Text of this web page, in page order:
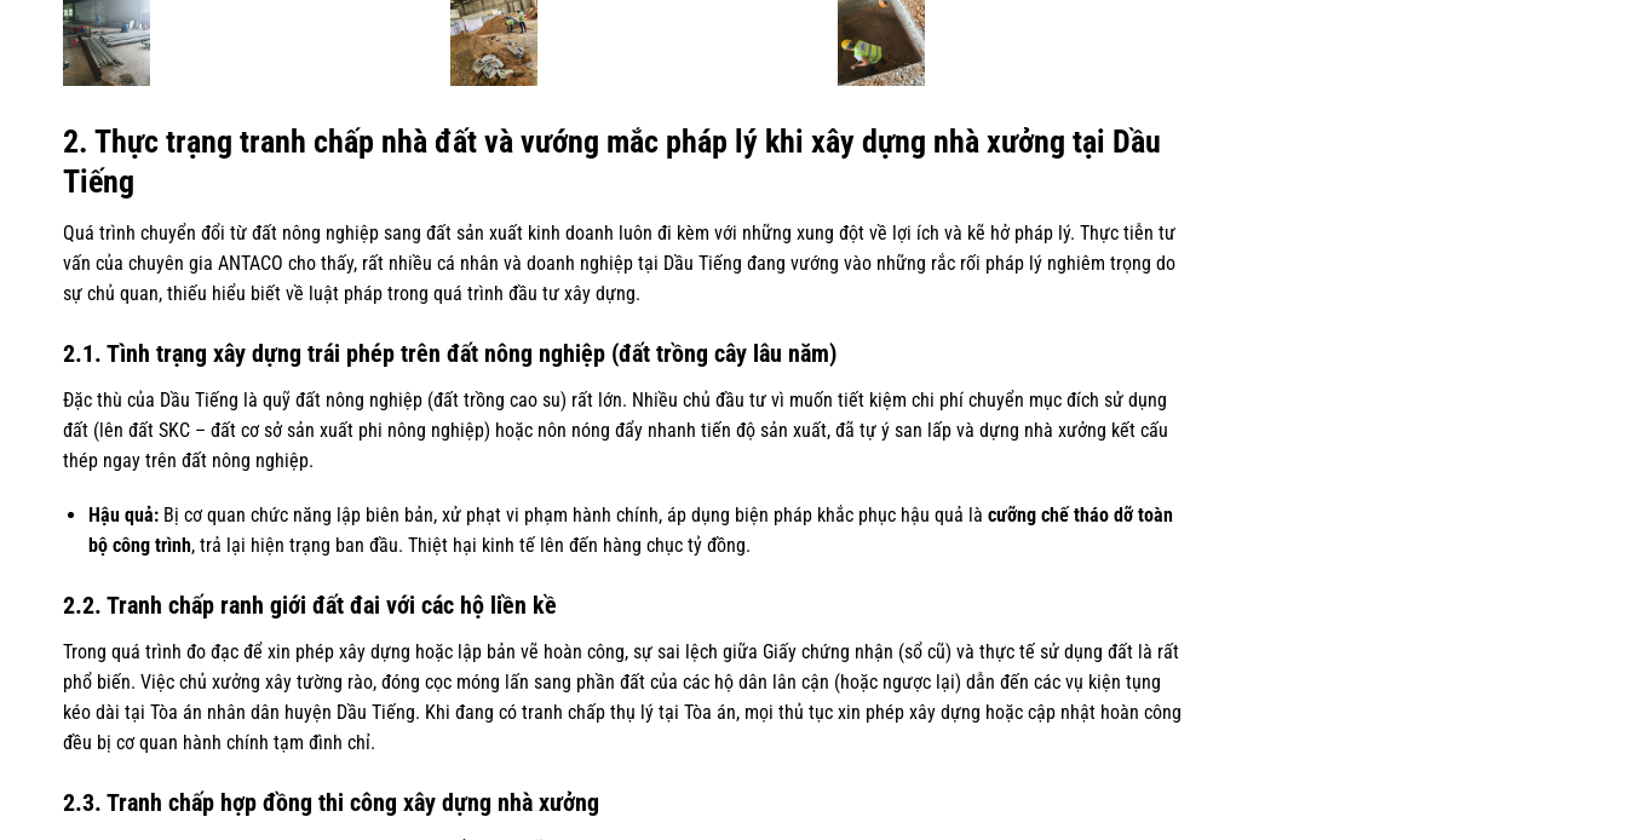
2. Thực trạng tranh chấp nhà đất và vướng mắc pháp lý khi xây dựng nhà xưởng tại Dầu
Tiếng
Quá trình chuyển đổi từ đất nông nghiệp sang đất sản xuất kinh doanh luôn đi kèm với những xung đột về lợi ích và kẽ hở pháp lý. Thực tiễn tư
vấn của chuyên gia ANTACO cho thấy, rất nhiều cá nhân và doanh nghiệp tại Dầu Tiếng đang vướng vào những rắc rối pháp lý nghiêm trọng do
sự chủ quan, thiếu hiểu biết về luật pháp trong quá trình đầu tư xây dựng.
2.1. Tình trạng xây dựng trái phép trên đất nông nghiệp (đất trồng cây lâu năm)
Đặc thù của Dầu Tiếng là quỹ đất nông nghiệp (đất trồng cao su) rất lớn. Nhiều chủ đầu tư vì muốn tiết kiệm chi phí chuyển mục đích sử dụng
đất (lên đất SKC – đất cơ sở sản xuất phi nông nghiệp) hoặc nôn nóng đẩy nhanh tiến độ sản xuất, đã tự ý san lấp và dựng nhà xưởng kết cấu
thép ngay trên đất nông nghiệp.
Hậu quả:Bị cơ quan chức năng lập biên bản, xử phạt vi phạm hành chính, áp dụng biện pháp khắc phục hậu quả là cưỡng chế tháo dỡ toàn
bộ công trình, trả lại hiện trạng ban đầu. Thiệt hại kinh tế lên đến hàng chục tỷ đồng.
2.2. Tranh chấp ranh giới đất đai với các hộ liền kề
Trong quá trình đo đạc để xin phép xây dựng hoặc lập bản vẽ hoàn công, sự sai lệch giữa Giấy chứng nhận (sổ cũ) và thực tế sử dụng đất là rất
phổ biến. Việc chủ xưởng xây tường rào, đóng cọc móng lấn sang phần đất của các hộ dân lân cận (hoặc ngược lại) dẫn đến các vụ kiện tụng
kéo dài tại Tòa án nhân dân huyện Dầu Tiếng. Khi đang có tranh chấp thụ lý tại Tòa án, mọi thủ tục xin phép xây dựng hoặc cập nhật hoàn công
đều bị cơ quan hành chính tạm đình chỉ.
2.3. Tranh chấp hợp đồng thi công xây dựng nhà xưởng